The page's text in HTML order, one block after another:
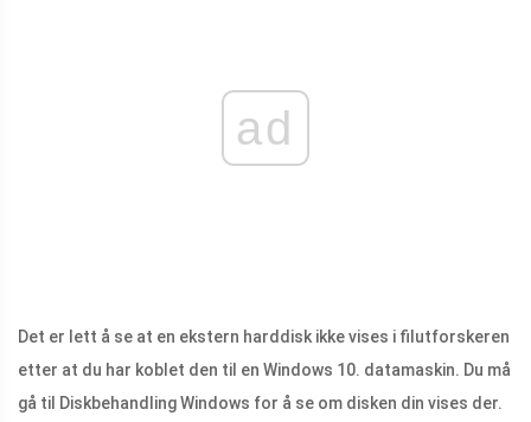
ad
Det er lett å se at en ekstern harddisk ikke vises i filutforskeren
etter at du har koblet den til en Windows 10. datamaskin. Du må
gå til Diskbehandling Windows for å se om disken din vises der.